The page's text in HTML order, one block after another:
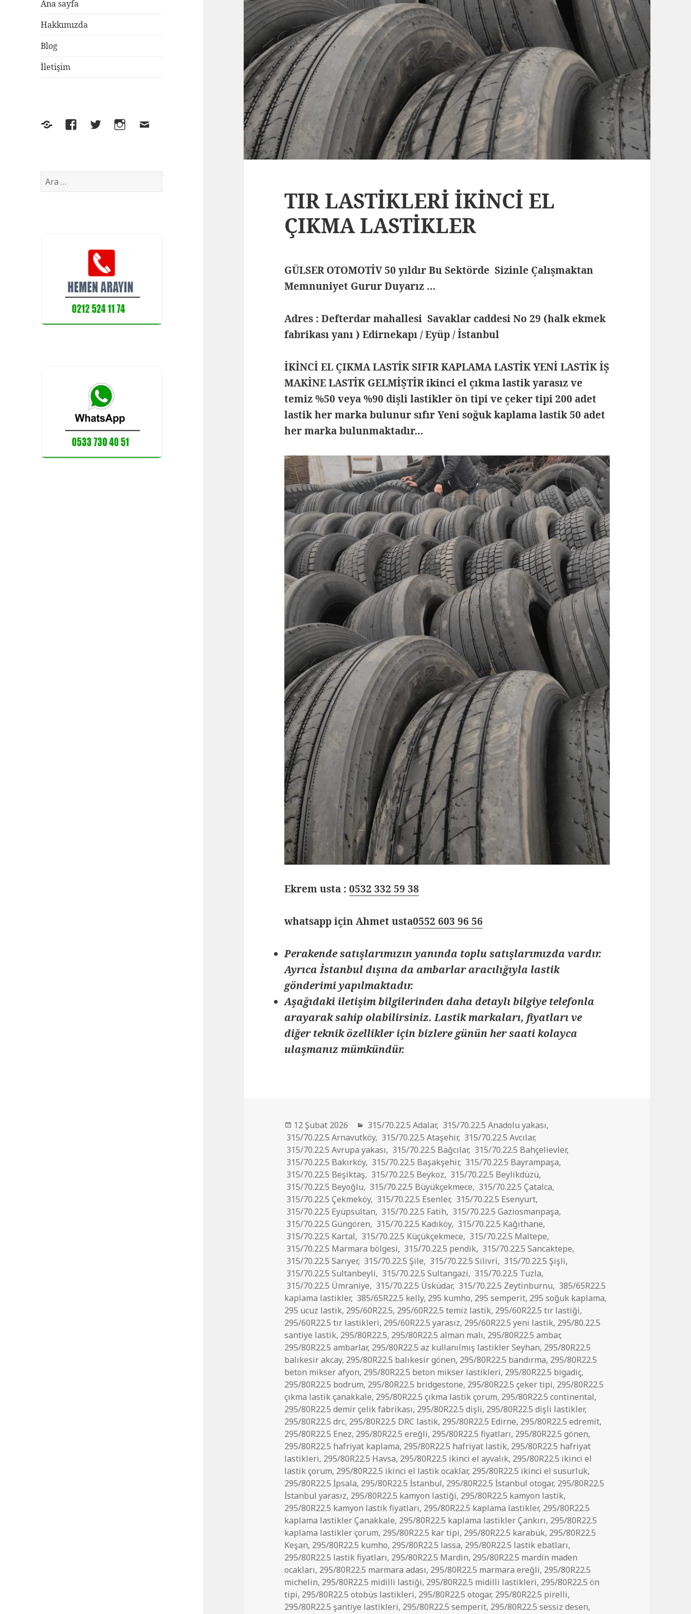
Ana sayfa
Hakkımızda
Blog
İletişim
Yelp FacebookTwitterInstagram
E-
Arama:
TIR LASTİKLERİ İKİNCİ EL
ÇIKMA LASTİKLER
GÜLSER OTOMOTİV 50 yıldır Bu Sektörde Sizinle Çalışmaktan
Memnuniyet Gurur Duyarız …
Adres : Defterdar mahallesi Savaklar caddesi No 29 (halk ekmek
fabrikası yanı ) Edirnekapı / Eyüp / İstanbul
İKİNCİ EL ÇIKMA LASTİK SIFIR KAPLAMA LASTİK YENİ LASTİK İŞ
MAKİNE LASTİK GELMİŞTİR ikinci el çıkma lastik yarasız ve
temiz %50 veya %90 dişli lastikler ön tipi ve çeker tipi 200 adet
lastik her marka bulunur sıfır Yeni soğuk kaplama lastik 50 adet
her marka bulunmaktadır…
Ekrem usta :0532 332 59 38
whatsapp için Ahmet usta0552 603 96 56
Perakende satışlarımızın yanında toplu satışlarımızda vardır.
Ayrıca İstanbul dışına da ambarlar aracılığıyla lastik
gönderimi yapılmaktadır.
Aşağıdaki iletişim bilgilerinden daha detaylı bilgiye telefonla
arayarak sahip olabilirsiniz. Lastik markaları, fiyatları ve
diğer teknik özellikler için bizlere günün her saati kolayca
ulaşmanız mümkündür.
Yayın
tarihi
12 Şubat 2026 Kategoriler
315/70.22.5 Adalar, 315/70.22.5 Anadolu yakası,
315/70.22.5 Arnavutköy, 315/70.22.5 Ataşehir, 315/70.22.5 Avcılar,
315/70.22.5 Avrupa yakası, 315/70.22.5 Bağcılar, 315/70.22.5 Bahçelievler,
315/70.22.5 Bakırköy, 315/70.22.5 Başakşehir, 315/70.22.5 Bayrampaşa,
315/70.22.5 Beşiktaş, 315/70.22.5 Beykoz, 315/70.22.5 Beylikdüzü,
315/70.22.5 Beyoğlu, 315/70.22.5 Büyükçekmece, 315/70.22.5 Çatalca,
315/70.22.5 Çekmeköy, 315/70.22.5 Esenler, 315/70.22.5 Esenyurt,
315/70.22.5 Eyüpsultan, 315/70.22.5 Fatih, 315/70.22.5 Gaziosmanpaşa,
315/70.22.5 Güngören, 315/70.22.5 Kadıköy, 315/70.22.5 Kağıthane,
315/70.22.5 Kartal, 315/70.22.5 Küçükçekmece, 315/70.22.5 Maltepe,
315/70.22.5 Marmara bölgesi, 315/70.22.5 pendik, 315/70.22.5 Sancaktepe,
315/70.22.5 Sarıyer, 315/70.22.5 Şile, 315/70.22.5 Silivri, 315/70.22.5 Şişli,
315/70.22.5 Sultanbeyli, 315/70.22.5 Sultangazi, 315/70.22.5 Tuzla,
315/70.22.5 Ümraniye, 315/70.22.5 Üsküdar, 315/70.22.5 Zeytinburnu, 385/65R22.5
kaplama lastikler, 385/65R22.5 kelly, 295 kumho, 295 semperit, 295 soğuk kaplama,
295 ucuz lastik, 295/60R22.5, 295/60R22.5 temiz lastik, 295/60R22.5 tır lastiği,
295/60R22.5 tır lastikleri, 295/60R22.5 yarasız, 295/60R22.5 yeni lastik, 295/80.22.5
santiye lastik, 295/80R22.5, 295/80R22.5 alman malı, 295/80R22.5 ambar,
295/80R22.5 ambarlar, 295/80R22.5 az kullanılmış lastikler Seyhan, 295/80R22.5
balıkesir akcay, 295/80R22.5 balıkesir gönen, 295/80R22.5 bandırma, 295/80R22.5
beton mikser afyon, 295/80R22.5 beton mikser lastikleri, 295/80R22.5 bigadiç,
295/80R22.5 bodrum, 295/80R22.5 bridgestone, 295/80R22.5 çeker tipi, 295/80R22.5
çıkma lastik çanakkale, 295/80R22.5 çıkma lastik çorum, 295/80R22.5 continental,
295/80R22.5 demir çelik fabrikası, 295/80R22.5 dişli, 295/80R22.5 dişli lastikler,
295/80R22.5 drc, 295/80R22.5 DRC lastik, 295/80R22.5 Edirne, 295/80R22.5 edremit,
295/80R22.5 Enez, 295/80R22.5 ereğli, 295/80R22.5 fiyatları, 295/80R22.5 gönen,
295/80R22.5 hafriyat kaplama, 295/80R22.5 hafriyat lastik, 295/80R22.5 hafriyat
lastikleri, 295/80R22.5 Havsa, 295/80R22.5 ikinci el ayvalık, 295/80R22.5 ikinci el
lastik çorum, 295/80R22.5 ikinci el lastik ocaklar, 295/80R22.5 ikinci el susurluk,
295/80R22.5 İpsala, 295/80R22.5 İstanbul, 295/80R22.5 İstanbul otogar, 295/80R22.5
İstanbul yarasız, 295/80R22.5 kamyon lastiği, 295/80R22.5 kamyon lastik,
295/80R22.5 kamyon lastik fiyatları, 295/80R22.5 kaplama lastikler, 295/80R22.5
kaplama lastikler Çanakkale, 295/80R22.5 kaplama lastikler Çankırı, 295/80R22.5
kaplama lastikler çorum, 295/80R22.5 kar tipi, 295/80R22.5 karabük, 295/80R22.5
Keşan, 295/80R22.5 kumho, 295/80R22.5 lassa, 295/80R22.5 lastik ebatları,
295/80R22.5 lastik fiyatları, 295/80R22.5 Mardin, 295/80R22.5 mardin maden
ocakları, 295/80R22.5 marmara adası, 295/80R22.5 marmara ereğli, 295/80R22.5
michelin, 295/80R22.5 midilli lastiği, 295/80R22.5 midilli lastikleri, 295/80R22.5 ön
tipi, 295/80R22.5 otobüs lastikleri, 295/80R22.5 otogar, 295/80R22.5 pirelli,
295/80R22.5 şantiye lastikleri, 295/80R22.5 semperit, 295/80R22.5 sessiz desen,